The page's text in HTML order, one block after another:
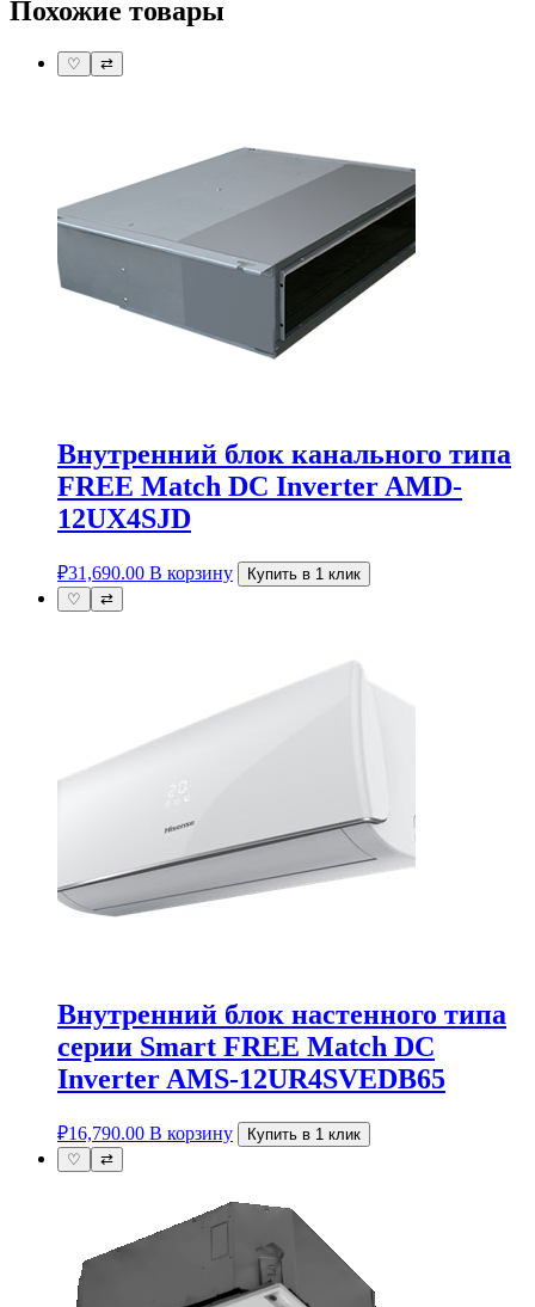
Похожие товары
♡ ⇄
Внутренний блок канального типа
FREE Match DC Inverter AMD-
12UX4SJD
₽31,690.00 В корзину
Купить в 1 клик
♡
⇄
Внутренний блок настенного типа
серии Smart FREE Match DC
Inverter AMS-12UR4SVEDB65
₽16,790.00 В корзину
Купить в 1 клик
♡
⇄